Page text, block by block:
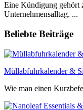
Eine Kündigung gehört
Unternehmensalltag. ...
Beliebte Beiträge
Müllabfuhrkalender &
Wie man einen